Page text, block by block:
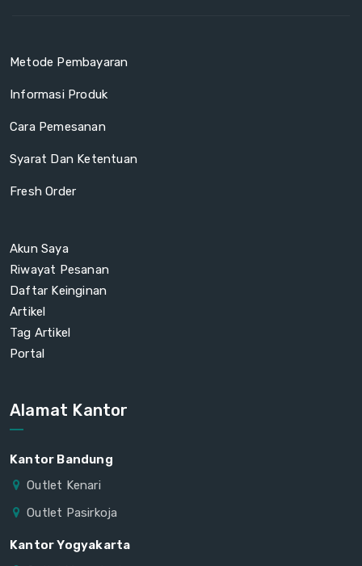
Metode Pembayaran
Informasi Produk
Cara Pemesanan
Syarat Dan Ketentuan
Fresh Order
Akun Saya
Riwayat Pesanan
Daftar Keinginan
Artikel
Tag Artikel
Portal
Alamat Kantor
Kantor Bandung
Outlet Kenari
Outlet Pasirkoja
Kantor Yogyakarta